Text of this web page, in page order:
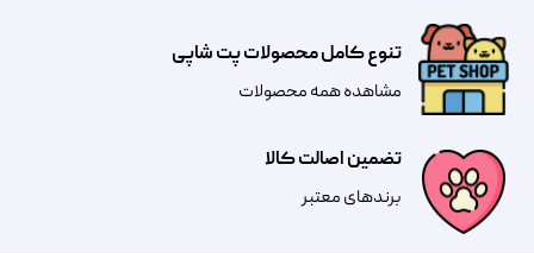
تضمین اصالت کالا
​​برندهای معتبر​​​​​​​
تنوع کامل محصولات پت شاپی
مشاهده همه محصولات